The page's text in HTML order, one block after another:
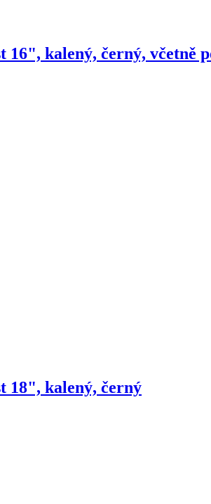
16", kalený, černý, včetně
18", kalený, černý